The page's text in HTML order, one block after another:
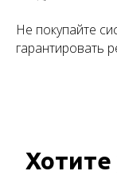
Не покупайте
гарантировать